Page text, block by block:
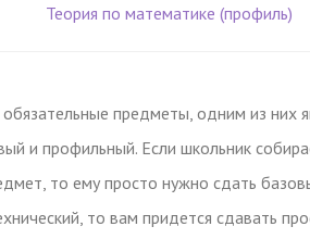
Теория по математике (профиль)
предметы, одним из них
и профильный. Если школьник
то ему просто нужно сдать
то вам придется сдавать